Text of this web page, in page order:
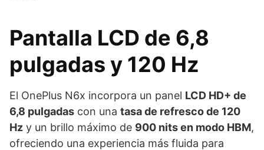
Pantalla LCD de 6,8
pulgadas y 120 Hz
El OnePlus N6x incorpora un panel LCD HD+ de
6,8 pulgadas con una tasa de refresco de 120
Hz y un brillo máximo de 900 nits en modo HBM,
ofreciendo una experiencia más fluida para